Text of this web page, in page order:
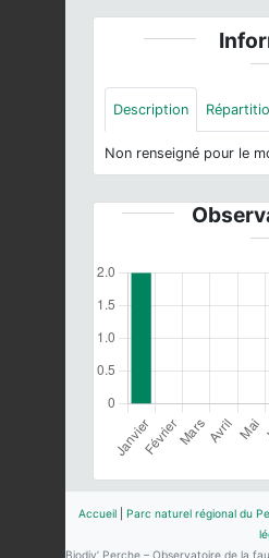
Description
Non renseigné pour le
Accueil Parc naturel régional du
Biodiv’ Perche – Observatoire de la